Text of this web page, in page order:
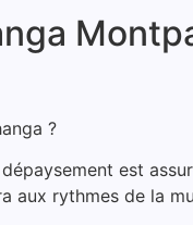
?
est
aux rythmes de la